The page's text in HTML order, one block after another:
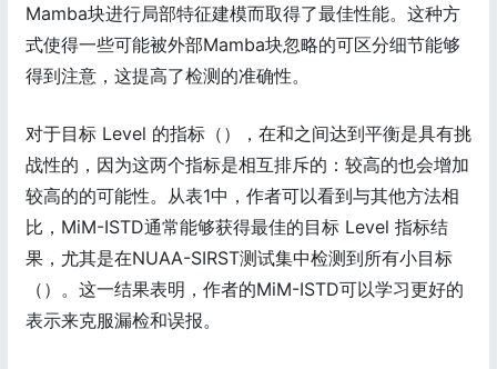
Mamba块进行局部特征建模而取得了最佳性能。这种方
式使得一些可能被外部Mamba块忽略的可区分细节能够
得到注意，这提高了检测的准确性。
对于目标 Level 的指标（），在和之间达到平衡是具有挑
战性的，因为这两个指标是相互排斥的：较高的也会增加
较高的的可能性。从表1中，作者可以看到与其他方法相
比，MiM-ISTD通常能够获得最佳的目标 Level 指标结
果，尤其是在NUAA-SIRST测试集中检测到所有小目标
（）。这一结果表明，作者的MiM-ISTD可以学习更好的
表示来克服漏检和误报。